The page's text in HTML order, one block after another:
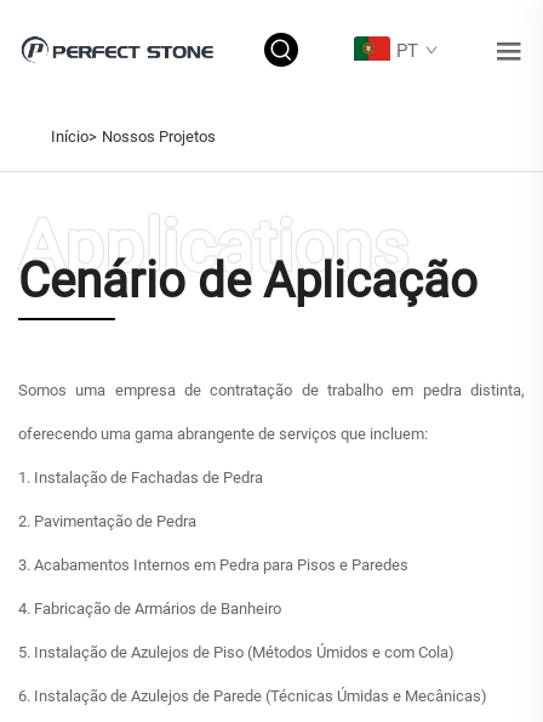
PT
Início> Nossos Projetos
Cenário de Aplicação
Somos uma empresa de contratação de trabalho em pedra distinta,
oferecendo uma gama abrangente de serviços que incluem:
1. Instalação de Fachadas de Pedra
2. Pavimentação de Pedra
3. Acabamentos Internos em Pedra para Pisos e Paredes
4. Fabricação de Armários de Banheiro
5. Instalação de Azulejos de Piso (Métodos Úmidos e com Cola)
6. Instalação de Azulejos de Parede (Técnicas Úmidas e Mecânicas)